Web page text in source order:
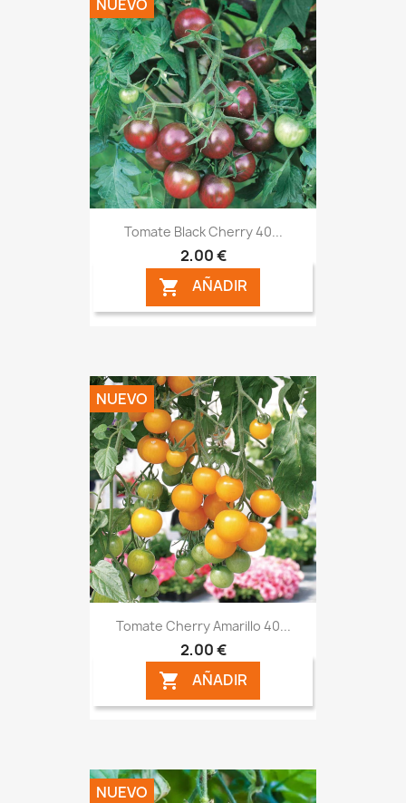
Tomate Black Cherry 40...
2,00 €
 AÑADIR
NUEVO
Tomate Cherry Amarillo 40...
2,00 €
 AÑADIR
NUEVO
NUEVO